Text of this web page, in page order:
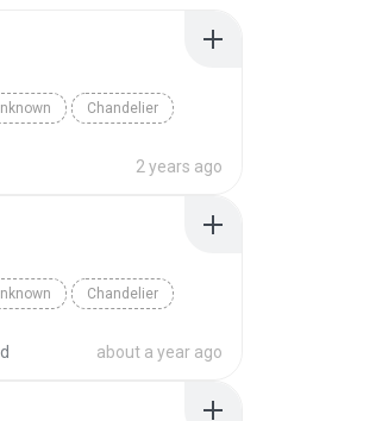
Chandelier
2 years ago
Chandelier
about a year ago